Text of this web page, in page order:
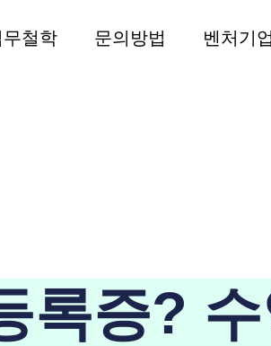
무철학 문의방법 벤처기
록증?